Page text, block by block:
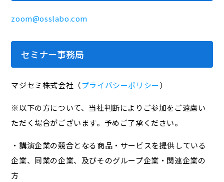
zoom@osslabo.com
セミナー事務局
マジセミ株式会社（プライバシーポリシー）
※以下の方について、当社判断によりご参加をご遠慮い
ただく場合がございます。予めご了承ください。
・講演企業の競合となる商品・サービスを提供している
企業、同業の企業、及びそのグループ企業・関連企業の
方